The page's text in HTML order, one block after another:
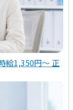
給1,350円～ 正